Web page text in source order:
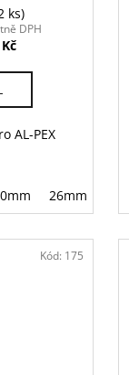
ks)
DPH
AL-PEX
26mm
Kód: 175